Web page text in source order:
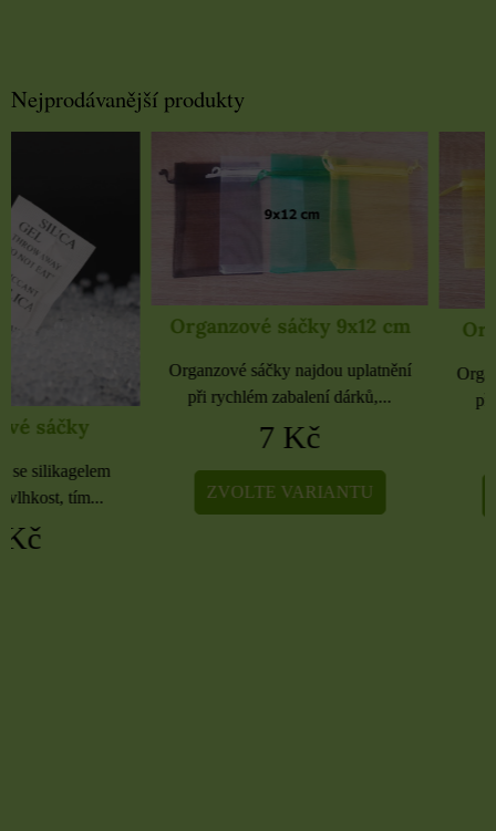
Nejprodávanější produkty
Organzové sáčky 9x12 cm
Organzové sáčky najdou uplatnění
při rychlém zabalení dárků,...
ZVOLTE VARIANTU
Organzové sáčky
Organzové sáčky najdou
při rychlém zabalení
ZVOLTE